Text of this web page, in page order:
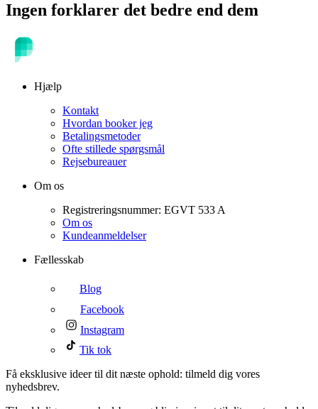
Ingen forklarer det bedre end dem
Hjælp
Kontakt
Hvordan booker jeg
Betalingsmetoder
Ofte stillede spørgsmål
Rejsebureauer
Om os
Registreringsnummer: EGVT 533 A
Om os
Kundeanmeldelser
Fællesskab
Blog
Facebook
Instagram
Tik tok
Få eksklusive ideer til dit næste ophold: tilmeld dig vores
nyhedsbrev.